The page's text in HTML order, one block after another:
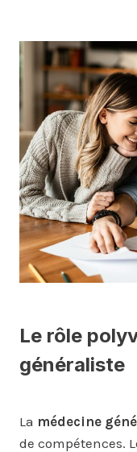
Le rôle
généraliste
La médecine
de compétences.